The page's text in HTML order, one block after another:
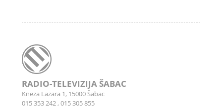
RADIO-TELEVIZIJA ŠABAC
Kneza Lazara 1, 15000 Šabac
015 353 242, 015 305 855